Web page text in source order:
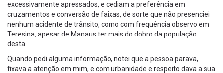
excessivamente apressados, e cediam a preferência em
cruzamentos e conversão de faixas, de sorte que não presenciei
nenhum acidente de trânsito, como com frequência observo em
Teresina, apesar de Manaus ter mais do dobro da população
desta.
Quando pedi alguma informação, notei que a pessoa parava,
fixava a atenção em mim, e com urbanidade e respeito dava a sua